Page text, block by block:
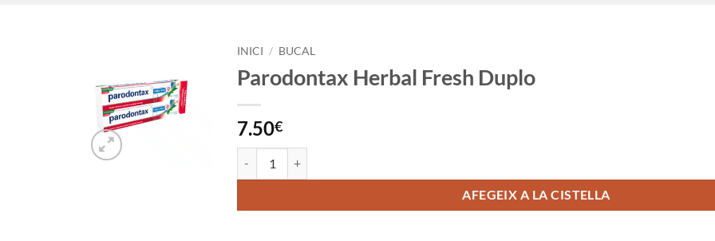
Añadir
a la
lista
INICI / BUCAL
Parodontax Herbal Fresh Duplo
7.50€
AFEGEIX A LA CISTELLA